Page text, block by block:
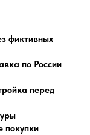
фиктивных
по России
перед
покупки